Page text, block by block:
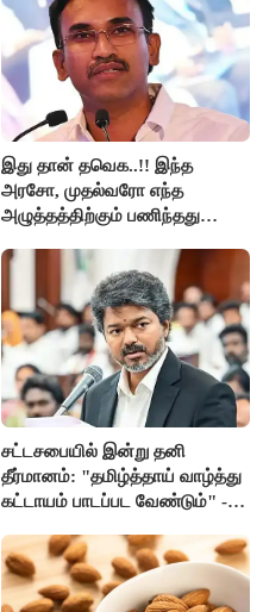
இது தான் தவெக..!! இந்த
அரசோ, முதல்வரோ எந்த
அழுத்தத்திற்கும் பணிந்தது
அருண்ராஜ்..!
சட்டசபையில் இன்று தனி
தீர்மானம்: "தமிழ்த்தாய் வாழ்த்து
கட்டாயம் பாடப்பட வேண்டும்" -